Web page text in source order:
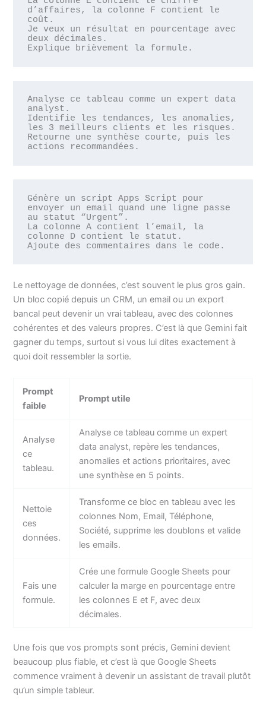
d’affaires, la colonne F contient le
coût.
Je veux un résultat en pourcentage avec
deux décimales.
Explique brièvement la formule.
Analyse ce tableau comme un expert data
analyst.
Identifie les tendances, les anomalies,
les 3 meilleurs clients et les risques.
Retourne une synthèse courte, puis les
actions recommandées.
Génère un script Apps Script pour
envoyer un email quand une ligne passe
au statut “Urgent”.
La colonne A contient l’email, la
colonne D contient le statut.
Ajoute des commentaires dans le code.
Le nettoyage de données, c’est souvent le plus gros gain.
Un bloc copié depuis un CRM, un email ou un export
bancal peut devenir un vrai tableau, avec des colonnes
cohérentes et des valeurs propres. C’est là que Gemini fait
gagner du temps, surtout si vous lui dites exactement à
quoi doit ressembler la sortie.
Prompt
faible
Prompt utile
Analyse
ce
tableau.
Analyse ce tableau comme un expert
data analyst, repère les tendances,
anomalies et actions prioritaires, avec
une synthèse en 5 points.
Nettoie
ces
données.
Transforme ce bloc en tableau avec les
colonnes Nom, Email, Téléphone,
Société, supprime les doublons et valide
les emails.
Fais une
formule.
Crée une formule Google Sheets pour
calculer la marge en pourcentage entre
les colonnes E et F, avec deux
décimales.
Une fois que vos prompts sont précis, Gemini devient
beaucoup plus fiable, et c’est là que Google Sheets
commence vraiment à devenir un assistant de travail plutôt
qu’un simple tableur.